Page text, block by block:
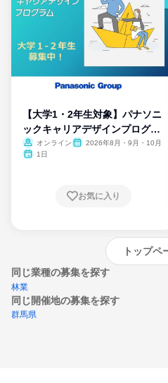
【大学1・2年生対象】パナソニ
ックキャリアデザインプログラ
ム
オンライン
2026年8月・9月・10月
1日
お気に入り
トップペ
同じ業種の募集を探す
林業
同じ開催地の募集を探す
群馬県